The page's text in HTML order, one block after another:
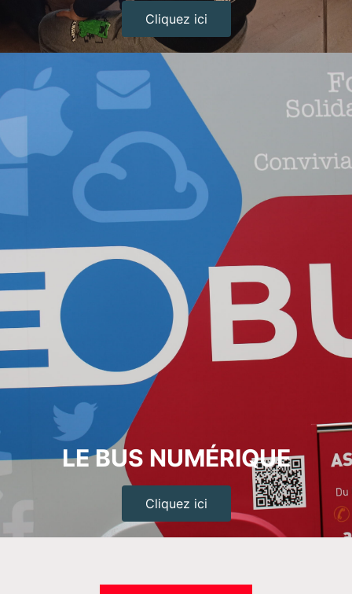
Cliquez ici
LE BUS NUMÉRIQUE
Cliquez ici